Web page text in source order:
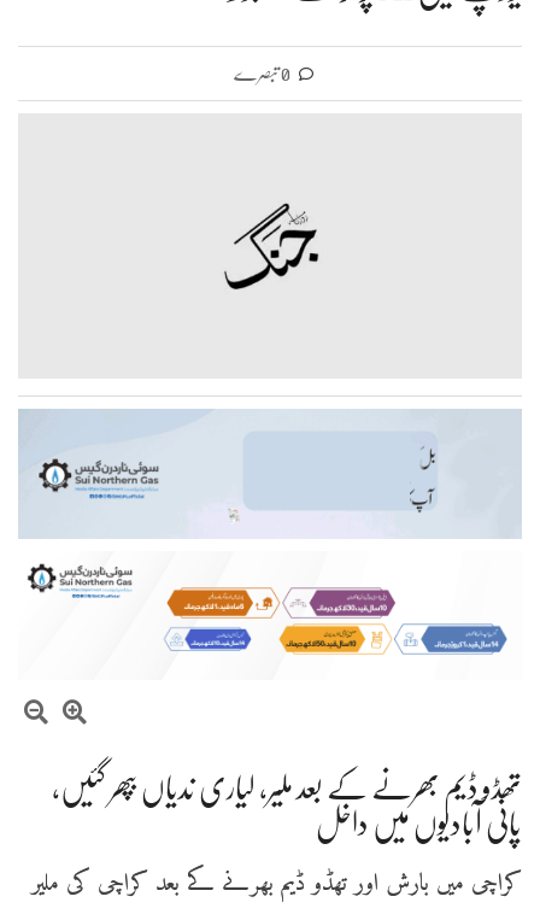
0 تبصرے
تھڈو ڈیم بھرنے کے بعد ملیر، لیاری ندیاں بپھر گئیں،
پانی آبادیوں میں داخل
کراچی میں بارش اور تھڈو ڈیم بھرنے کے بعد کراچی کی ملیر